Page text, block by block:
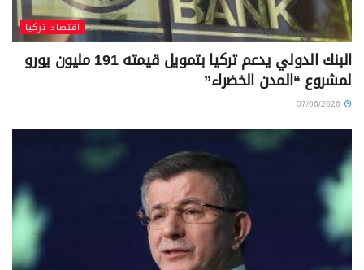
اقتصاد تركيا
البنك الدولي يدعم تركيا بتمويل قيمته 191 مليون يورو
لمشروع “المدن الخضراء”